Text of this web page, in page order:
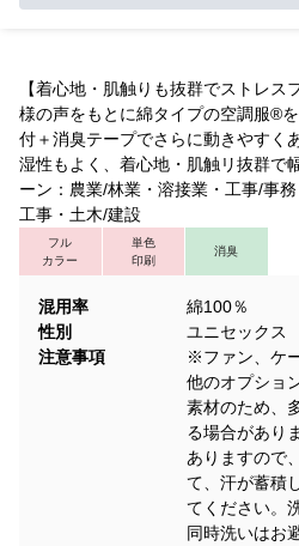
【着心地・肌触りも抜群でストレス
様の声をもとに綿タイプの空調服®
付＋消臭テープでさらに動きやすく
湿性もよく、着心地・肌触リ抜群で
ーン：農業/林業・溶接業・工事/事
工事・土木/建設
フル
カラー
単色
印刷
消臭
混用率
綿100％
性別
ユニセックス
注意事項
※ファン、ケ
他のオプショ
素材のため、
る場合があり
ありますので
て、汗が蓄積
てください。
同時洗いはお